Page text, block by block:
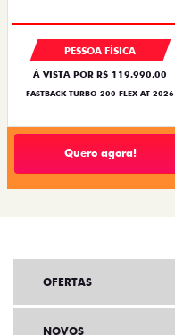
PESSOA FÍSICA
À VISTA POR R$ 119.990,00
FASTBACK TURBO 200 FLEX AT 2026
Quero agora!
OFERTAS
NOVOS